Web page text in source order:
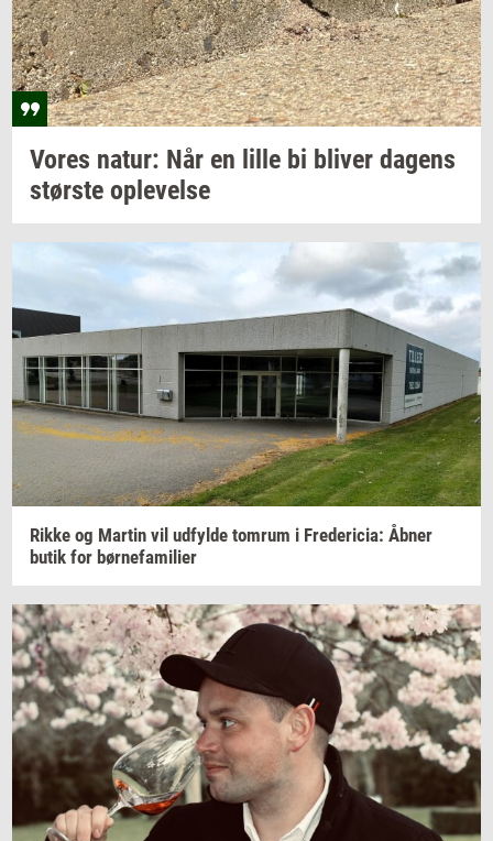
Vores natur: Når en lille bi bli­ver da­gens
stør­ste op­le­vel­se
Rikke og Mar­tin vil ud­fyl­de tom­rum i Fre­de­ri­cia: Åbner
butik for bør­ne­fa­mi­li­er